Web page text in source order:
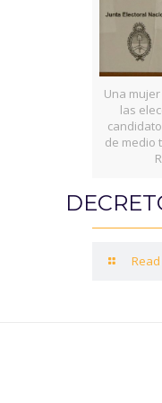
Una
las
de medio